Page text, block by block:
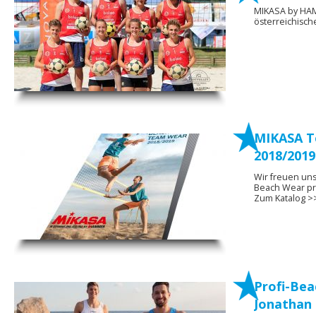
MIKASA by
MIKASA
2018/2019
Wir freuen
Beach Wear
Zum Katalog
Profi-
Jonathan